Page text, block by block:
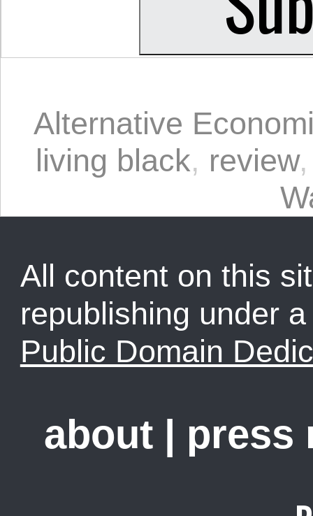
Alternative
living black, review
All content on this
republishing under
Public Domain
about | press